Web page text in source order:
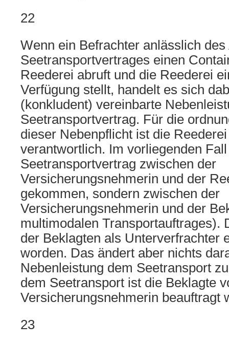
22
Wenn ein Befrachter anlässlich
Seetransportvertrages einen
Reederei abruft und die Reederei
Verfügung stellt, handelt es sich
(konkludent) vereinbarte
Seetransportvertrag. Für die
dieser Nebenpflicht ist die
verantwortlich. Im vorliegenden
Seetransportvertrag zwischen der
Versicherungsnehmerin und der
gekommen, sondern zwischen der
Versicherungsnehmerin und der
multimodalen Transportauftrages).
der Beklagten als Unterverfrachter
worden. Das ändert aber nichts
Nebenleistung dem Seetransport
dem Seetransport ist die Beklagte
Versicherungsnehmerin beauftragt
23